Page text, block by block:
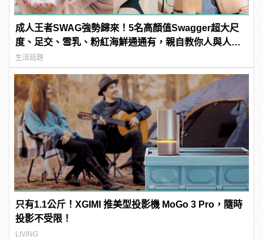
成人王者SWAG強勢歸來！5名高顏值Swagger超大尺
度、足交、雪乳、粉紅海鮮通通有，親自教你人與人的
連結！ | manfashion這樣變型男
生活話題
只有1.1公斤！XGIMI 推美型投影機 MoGo 3 Pro，隨時
投影不受限！
LIVING